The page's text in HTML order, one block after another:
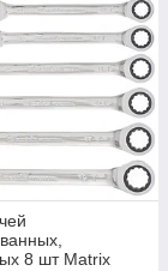
8 шт Matrix